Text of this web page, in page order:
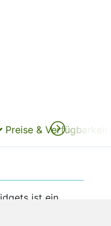
Preise & Verfügbarkeit
ist ein